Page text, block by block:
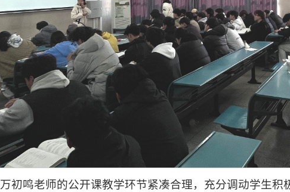
万初鸣老师的公开课教学环节紧凑合理，充分调动学生积